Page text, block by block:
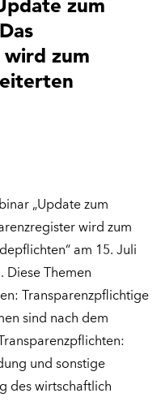
zum
wird zum
„Update zum
wird zum
am 15. Juli
Diese Themen
Transparenzpflichtige
sind nach dem
und sonstige
des wirtschaftlich